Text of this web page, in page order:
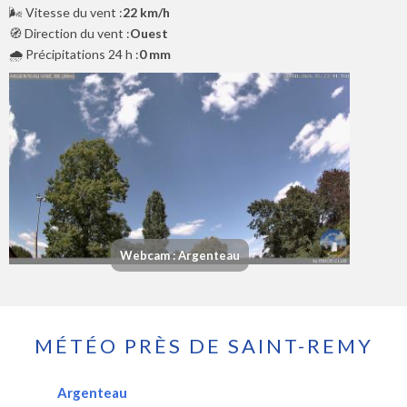
🌬️ Vitesse du vent :22 km/h
🧭 Direction du vent :Ouest
🌧️ Précipitations 24 h :0 mm
Webcam : Argenteau
MÉTÉO PRÈS DE SAINT-REMY
Argenteau